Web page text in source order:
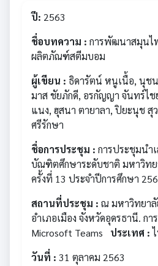
ปี: 2563
ชื่อบทความ : การพัฒนาสมุนไ
ผลิตภัณฑ์สตีมบอม
ผู้เขียน : ธิดารัตน์ หนูเนื้อ, นุช
มาส ชัยภักดี, อรกัญญา จันทร์ไช
แนง, ฮุสนา ตายาลา, ปิยะนุช
ศรีรักษา
ชื่อการประชุม : การประชุมนำ
บัณฑิตศึกษาระดับชาติ มหาวิทย
ครั้งที่ 13 ประจำปีการศึกษา
สถานที่ประชุม : ณ มหาวิทยา
อำเภอเมือง จังหวัดอุดรธานี. ก
Microsoft Teams ประเทศ :
วันที่ : 31 ตุลาคม 2563